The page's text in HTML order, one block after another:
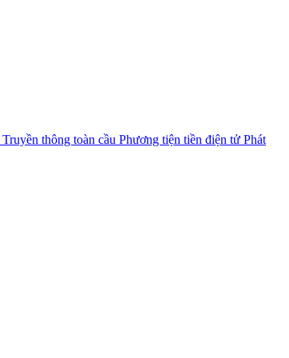
Truyền thông toàn cầu Phương tiện tiền điện tử Phát